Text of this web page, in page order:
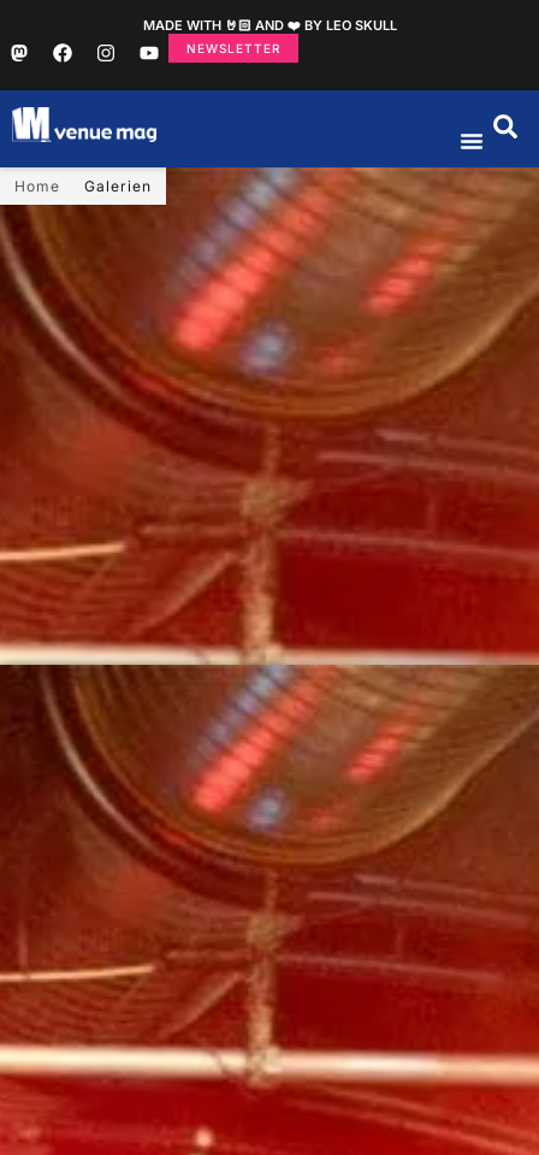
MADE WITH 🤘🏻 AND ❤️ BY LEO SKULL
NEWSLETTER
Home Galerien